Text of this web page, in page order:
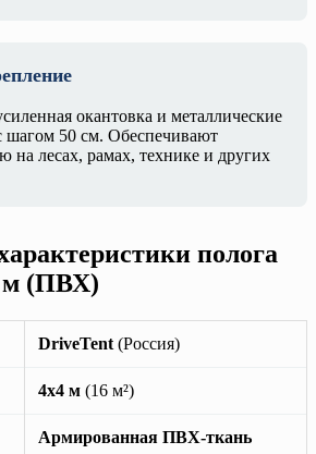
окантовка и металлические
50 см. Обеспечивают
лесах, рамах, технике и других
полога
м (ПВХ)
DriveTent (Россия)
4х4 м (16 м²)
Армированная ПВХ-ткань